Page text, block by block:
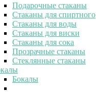
Подарочные стаканы
Стаканы для спиртного
Стаканы для воды
Стаканы для виски
Стаканы для сока
Прозрачные стаканы
Стеклянные стаканы
Бокалы